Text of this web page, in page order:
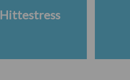
Hittestress